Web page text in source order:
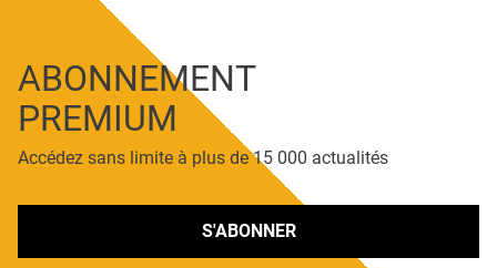
ABONNEMENT
PREMIUM
Accédez sans limite à plus de 15 000 actualités
S'ABONNER